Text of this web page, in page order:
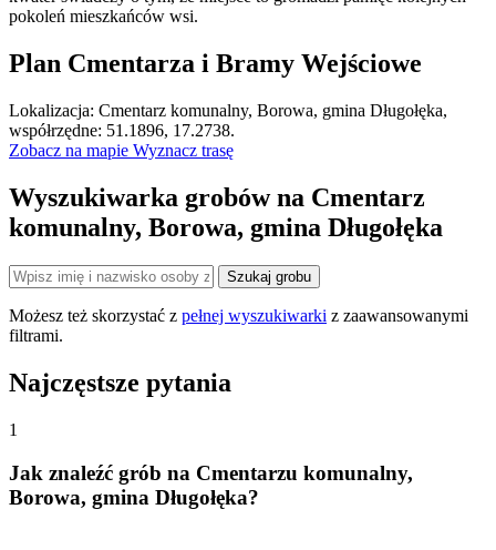
pokoleń mieszkańców wsi.
Plan Cmentarza i Bramy Wejściowe
Cmentarz komunalny, Borowa, gmina Długołęka
×
+
−
Lokalizacja: Cmentarz komunalny, Borowa, gmina Długołęka,
współrzędne: 51.1896, 17.2738.
Zobacz na mapie Wyznacz trasę
Wyszukiwarka grobów na Cmentarz
komunalny, Borowa, gmina Długołęka
Szukaj grobu
Możesz też skorzystać z pełnej wyszukiwarki z zaawansowanymi
filtrami.
Najczęstsze pytania
1
Jak znaleźć grób na Cmentarzu komunalny,
Borowa, gmina Długołęka?